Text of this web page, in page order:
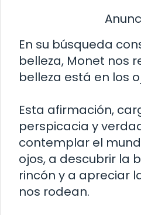
En su búsqueda
belleza, Monet nos
belleza está en los
Esta afirmación,
perspicacia y
contemplar el
ojos, a descubrir la
rincón y a apreciar
nos rodean.